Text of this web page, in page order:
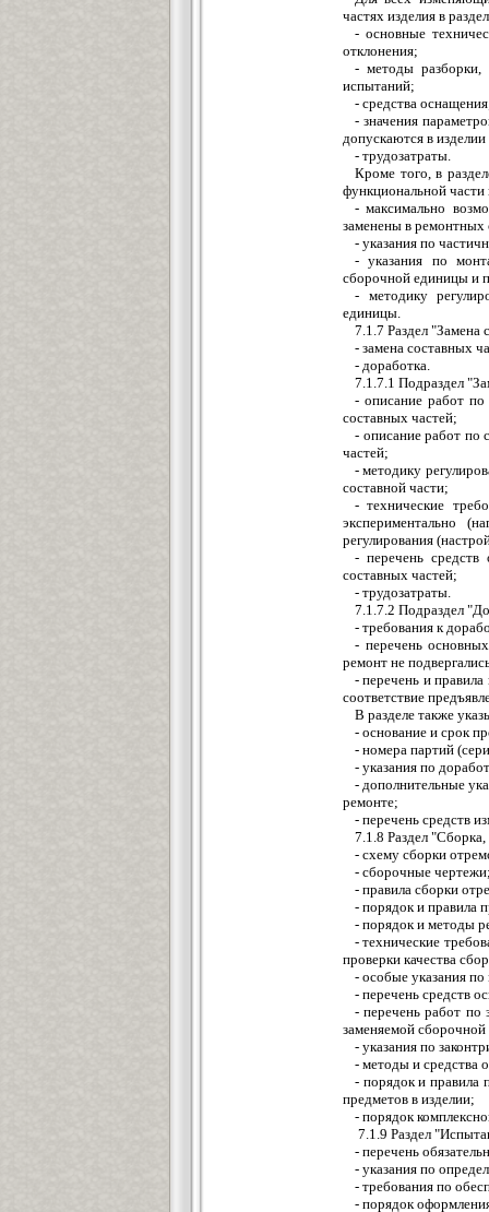
частях изделия в
- основные
отклонения;
- методы разборки,
испытаний;
- средства
- значения
допускаются в
- трудозатраты.
Кроме того, в
функциональной
- максимально
заменены в ремонтных
- указания по
- указания по
сборочной единицы и
- методику
единицы.
7.1.7 Раздел "Замена
- замена составных
- доработка.
7.1.7.1 Подраздел
- описание работ
составных частей;
- описание работ по
частей;
- методику
составной части;
- технические
экспериментально
регулирования
- перечень
составных частей;
- трудозатраты.
7.1.7.2 Подраздел
- требования к
- перечень
ремонт не
- перечень и
соответствие
В разделе также
- основание и срок
- номера партий
- указания по
- дополнительные
ремонте;
- перечень средств
7.1.8 Раздел
- схему сборки
- сборочные
- правила сборки
- порядок и правила
- порядок и методы
- технические
проверки качества
- особые указания
- перечень средств
- перечень работ
заменяемой
- указания по
- методы и средства
- порядок и правила
предметов в изделии;
- порядок
7.1.9 Раздел
- перечень
- указания по
- требования по
- порядок